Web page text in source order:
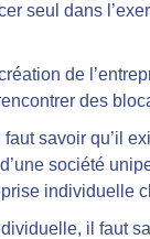
seul dans
de
des
savoir qu’il
société
individuelle
il faut